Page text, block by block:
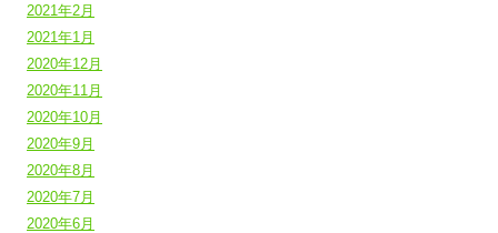
2021年2月
2021年1月
2020年12月
2020年11月
2020年10月
2020年9月
2020年8月
2020年7月
2020年6月